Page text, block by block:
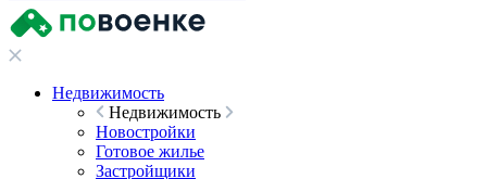
Недвижимость
Недвижимость
Новостройки
Готовое жилье
Застройщики